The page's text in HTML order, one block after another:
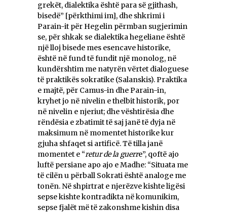
grekët, dialektika është para së gjithash,
bisedë” [përkthimi im], dhe shkrimi i
Parain-it për Hegelin përmban sugjerimin
se, për shkak se dialektika hegeliane është
një lloj bisede mes esencave historike,
është në fund të fundit një monolog, në
kundërshtim me natyrën vërtet dialoguese
të praktikës sokratike (Salanskis). Praktika
e majtë, për Camus-in dhe Parain-in,
kryhet jo në nivelin e thelbit historik, por
në nivelin e njeriut; dhe vështirësia dhe
rëndësia e zbatimit të saj janë të dyja në
maksimum në momentet historike kur
gjuha shfaqet si artificë. Të tilla janë
momentet e “retur de la guerre”, qoftë ajo
luftë persiane apo ajo e Madhe: “Situata me
të cilën u përball Sokrati është analoge me
tonën. Në shpirtrat e njerëzve kishte ligësi
sepse kishte kontradikta në komunikim,
sepse fjalët më të zakonshme kishin disa